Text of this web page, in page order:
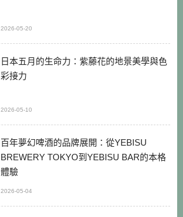
2026-05-20
日本五月的生命力：紫藤花的地景美學與色
彩接力
2026-05-10
百年夢幻啤酒的品牌展開：從YEBISU
BREWERY TOKYO到YEBISU BAR的本格
體驗
2026-05-04